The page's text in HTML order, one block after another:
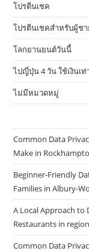
โปรตีนเชค
โปรตีนเชคสำหรับผู้ช
โลกยานยนต์วันนี้
ไปญี่ปุ่น 4 วัน ใช้เงินเท่
ไม่มีหมวดหมู่
Common Data
Make in
Beginner-Friendly
Families in Albury-
A Local Approach to
Restaurants in
Common Data